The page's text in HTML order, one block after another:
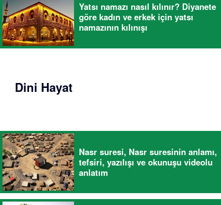
Yatsı namazı nasıl kılınır? Diyanete
göre kadın ve erkek için yatsı
namazının kılınışı
Dini Hayat
Nasr suresi, Nasr suresinin anlamı,
tefsiri, yazılışı ve okunuşu videolu
anlatım